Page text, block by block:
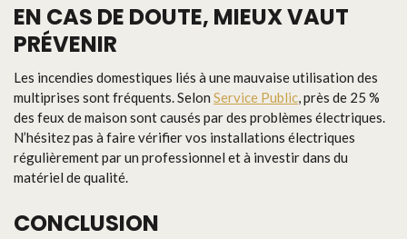
EN CAS DE DOUTE, MIEUX VAUT
PRÉVENIR
Les incendies domestiques liés à une mauvaise utilisation des
multiprises sont fréquents. Selon Service Public , près de 25 %
des feux de maison sont causés par des problèmes électriques.
N’hésitez pas à faire vérifier vos installations électriques
régulièrement par un professionnel et à investir dans du
matériel de qualité.
CONCLUSION